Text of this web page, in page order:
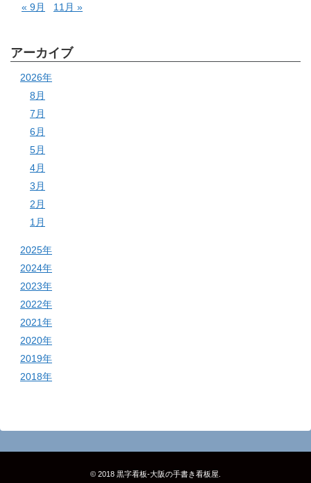
« 9月
11月 »
アーカイブ
2026年
8月
7月
6月
5月
4月
3月
2月
1月
2025年
2024年
2023年
2022年
2021年
2020年
2019年
2018年
© 2018 黒字看板‐大阪の手書き看板屋